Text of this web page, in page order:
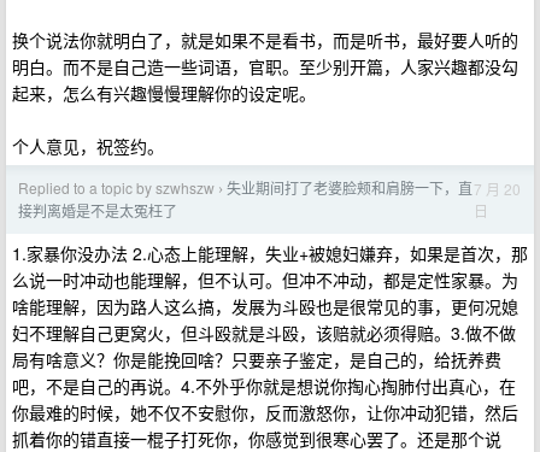
换个说法你就明白了，就是如果不是看书，而是听书，最好要人听的
明白。而不是自己造一些词语，官职。至少别开篇，人家兴趣都没勾
起来，怎么有兴趣慢慢理解你的设定呢。
个人意见，祝签约。
Replied to a topic by szwhszw › 失业期间打了老婆脸颊和肩膀一下，直
接判离婚是不是太冤枉了
7 月 20
日
1.家暴你没办法 2.心态上能理解，失业+被媳妇嫌弃，如果是首次，那
么说一时冲动也能理解，但不认可。但冲不冲动，都是定性家暴。为
啥能理解，因为路人这么搞，发展为斗殴也是很常见的事，更何况媳
妇不理解自己更窝火，但斗殴就是斗殴，该赔就必须得赔。3.做不做
局有啥意义？你是能挽回啥？只要亲子鉴定，是自己的，给抚养费
吧，不是自己的再说。4.不外乎你就是想说你掏心掏肺付出真心，在
你最难的时候，她不仅不安慰你，反而激怒你，让你冲动犯错，然后
抓着你的错直接一棍子打死你，你感觉到很寒心罢了。还是那个说